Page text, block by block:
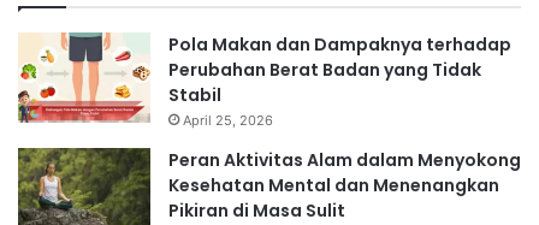
Pola Makan dan Dampaknya terhadap
Perubahan Berat Badan yang Tidak
Stabil
April 25, 2026
Peran Aktivitas Alam dalam Menyokong
Kesehatan Mental dan Menenangkan
Pikiran di Masa Sulit